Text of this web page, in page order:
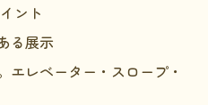
ント
る展示
エレベーター・スロープ・